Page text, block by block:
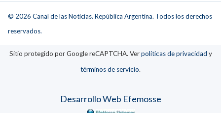
© 2026 Canal de las Noticias. República Argentina. Todos los derechos
reservados.
Sitio protegido por Google reCAPTCHA. Verpolíticas de privacidad y
términos de servicio.
Desarrollo Web Efemosse